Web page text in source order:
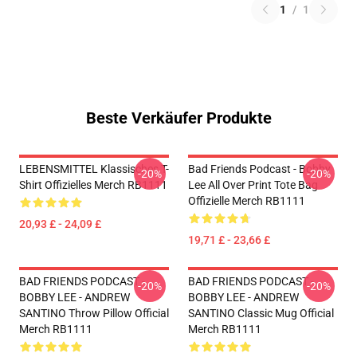
1 / 1
Beste Verkäufer Produkte
LEBENSMITTEL Klassisches T-
Shirt Offizielles Merch RB1111
20,93 £ - 24,09 £
-20%
Bad Friends Podcast - Bobby
Lee All Over Print Tote Bag
Offizielle Merch RB1111
19,71 £ - 23,66 £
-20%
BAD FRIENDS PODCAST -
BOBBY LEE - ANDREW
SANTINO Throw Pillow Official
Merch RB1111
-20%
BAD FRIENDS PODCAST -
BOBBY LEE - ANDREW
SANTINO Classic Mug Official
Merch RB1111
-20%